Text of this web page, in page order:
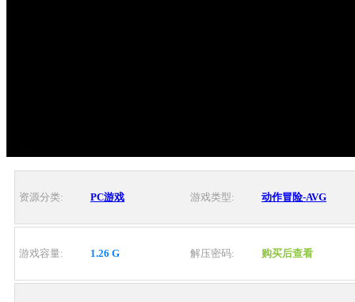
资源分类: PC游戏 游戏类型: 动作冒险-AVG
游戏容量: 1.26 G 解压密码: 购买后查看